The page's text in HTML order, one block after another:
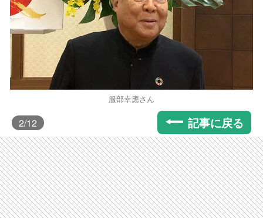
服部幸應さん
2/12 記事に戻る